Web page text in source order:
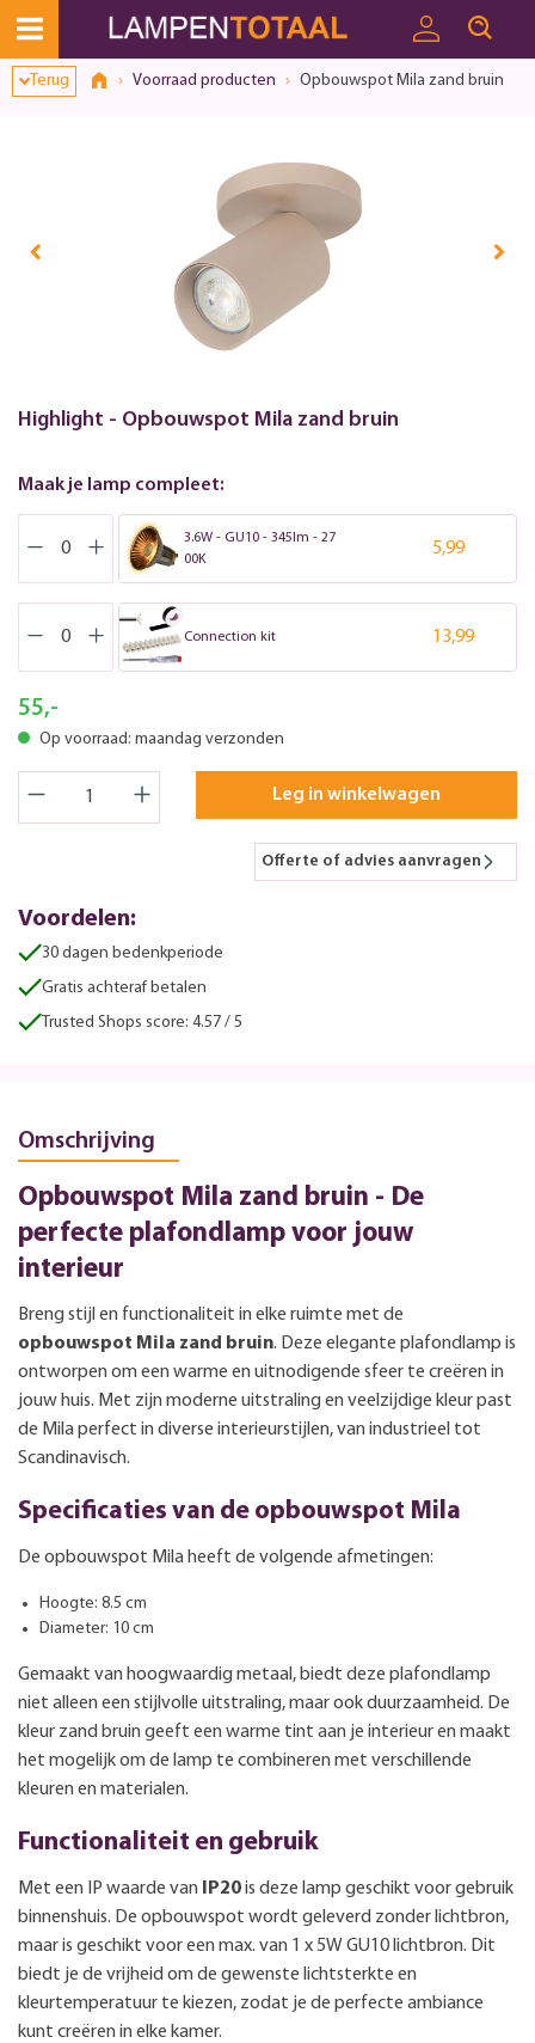
Terug Voorraad producten Opbouwspot Mila zand bruin
Highlight - Opbouwspot Mila zand bruin
Maak je lamp compleet:
3.6W - GU10 - 345lm - 27
00K
5,99
Connection kit 13,99
55,-
Op voorraad: maandag verzonden
Leg in winkelwagen
Offerte of advies aanvragen
Voordelen:
30 dagen bedenkperiode
Gratis achteraf betalen
Trusted Shops score: 4.57 / 5
Omschrijving
Opbouwspot Mila zand bruin - De
perfecte plafondlamp voor jouw
interieur
Breng stijl en functionaliteit in elke ruimte met de
opbouwspot Mila zand bruin. Deze elegante plafondlamp is
ontworpen om een warme en uitnodigende sfeer te creëren in
jouw huis. Met zijn moderne uitstraling en veelzijdige kleur past
de Mila perfect in diverse interieurstijlen, van industrieel tot
Scandinavisch.
Specificaties van de opbouwspot Mila
De opbouwspot Mila heeft de volgende afmetingen:
Hoogte: 8.5 cm
Diameter: 10 cm
Gemaakt van hoogwaardig metaal, biedt deze plafondlamp
niet alleen een stijlvolle uitstraling, maar ook duurzaamheid. De
kleur zand bruin geeft een warme tint aan je interieur en maakt
het mogelijk om de lamp te combineren met verschillende
kleuren en materialen.
Functionaliteit en gebruik
Met een IP waarde van IP20is deze lamp geschikt voor gebruik
binnenshuis. De opbouwspot wordt geleverd zonder lichtbron,
maar is geschikt voor een max. van 1 x 5W GU10 lichtbron. Dit
biedt je de vrijheid om de gewenste lichtsterkte en
kleurtemperatuur te kiezen, zodat je de perfecte ambiance
kunt creëren in elke kamer.